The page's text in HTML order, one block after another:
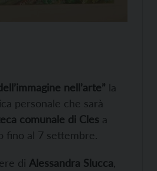
nell’arte” la
personale che sarà
comunale di Cles a
fino al 7 settembre.
di Alessandra Slucca